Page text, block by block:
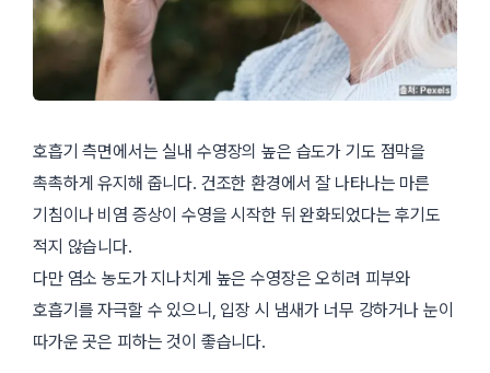
호흡기 측면에서는 실내 수영장의 높은 습도가 기도 점막을
촉촉하게 유지해 줍니다. 건조한 환경에서 잘 나타나는 마른
기침이나 비염 증상이 수영을 시작한 뒤 완화되었다는 후기도
적지 않습니다.
다만 염소 농도가 지나치게 높은 수영장은 오히려 피부와
호흡기를 자극할 수 있으니, 입장 시 냄새가 너무 강하거나 눈이
따가운 곳은 피하는 것이 좋습니다.